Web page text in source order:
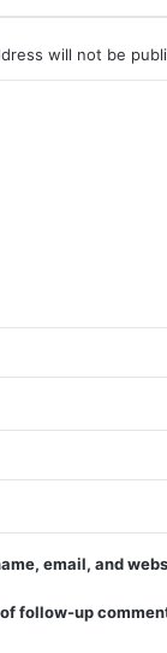
will not be
email, and
follow-up